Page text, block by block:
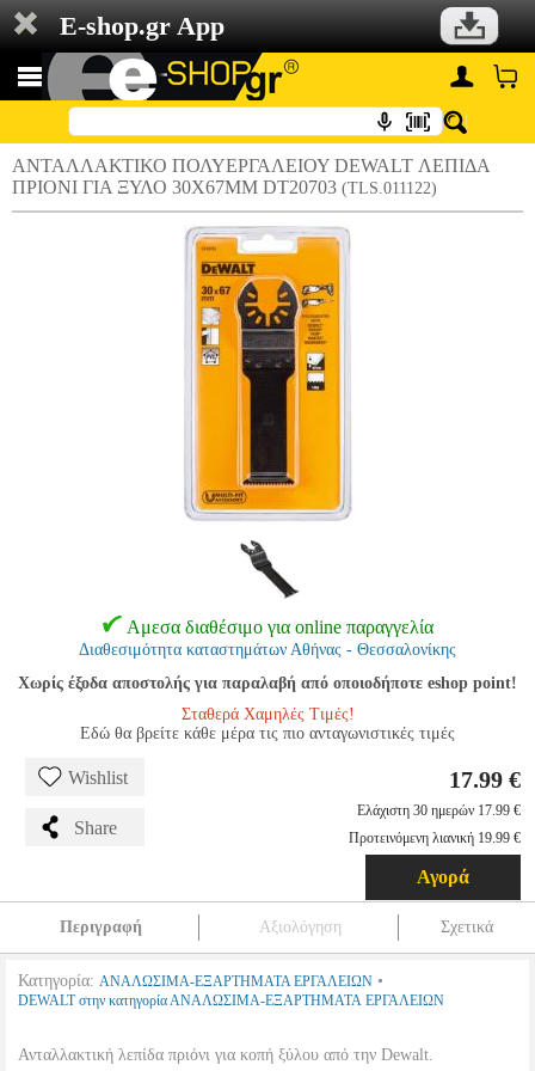
E-shop.gr App
ΑΝΤΑΛΛΑΚΤΙΚΟ ΠΟΛΥΕΡΓΑΛΕΙΟΥ DEWALT ΛΕΠΙΔΑ
ΠΡΙΟΝΙ ΓΙΑ ΞΥΛΟ 30X67MM DT20703 (TLS.011122)
Αμεσα διαθέσιμο για online παραγγελία
Διαθεσιμότητα καταστημάτων Αθήνας - Θεσσαλονίκης
Χωρίς έξοδα αποστολής για παραλαβή από οποιοδήποτε eshop point!
Σταθερά Χαμηλές Τιμές!
Εδώ θα βρείτε κάθε μέρα τις πιο ανταγωνιστικές τιμές
Wishlist
Share
17.99 €
Ελάχιστη 30 ημερών 17.99 €
Προτεινόμενη λιανική 19.99 €
Αγορά
Περιγραφή Αξιολόγηση Σχετικά
Κατηγορία: ΑΝΑΛΩΣΙΜΑ-ΕΞΑΡΤΗΜΑΤΑ ΕΡΓΑΛΕΙΩΝ •
DEWALT στην κατηγορία ΑΝΑΛΩΣΙΜΑ-ΕΞΑΡΤΗΜΑΤΑ ΕΡΓΑΛΕΙΩΝ
Ανταλλακτική λεπίδα πριόνι για κοπή ξύλου από την Dewalt.